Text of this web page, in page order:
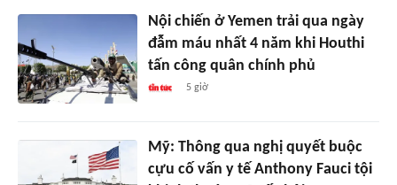
Nội chiến ở Yemen trải qua ngày
đẫm máu nhất 4 năm khi Houthi
tấn công quân chính phủ
5 giờ
Mỹ: Thông qua nghị quyết buộc
cựu cố vấn y tế Anthony Fauci tội